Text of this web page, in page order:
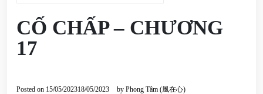
CỐ CHẤP – CHƯƠNG
17
Posted on 15/05/202318/05/2023 by Phong Tâm (風在心)